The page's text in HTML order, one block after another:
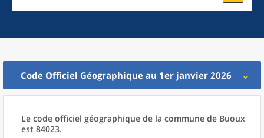
Code Officiel Géographique au 1er janvier 2026
Le code officiel géographique de la commune de Buoux
est 84023.